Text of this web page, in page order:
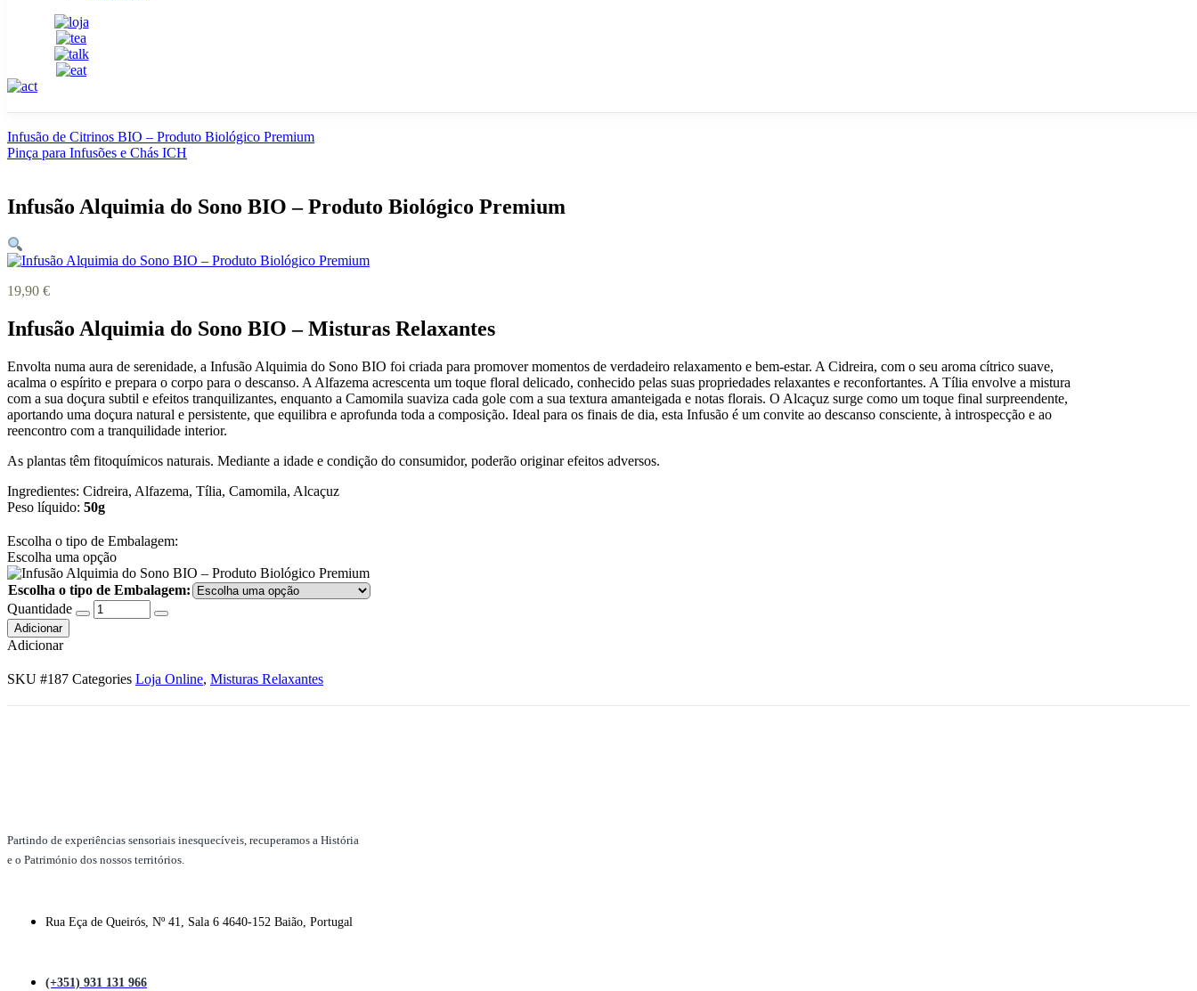
Infusão de Citrinos BIO – Produto Biológico Premium
Pinça para Infusões e Chás ICH
Infusão Alquimia do Sono BIO – Produto Biológico Premium
19,90 €
Infusão Alquimia do Sono BIO – Misturas Relaxantes
Envolta numa aura de serenidade, a Infusão Alquimia do Sono BIO foi criada para promover momentos de verdadeiro relaxamento e bem-estar. A Cidreira, com o seu aroma cítrico suave,
acalma o espírito e prepara o corpo para o descanso. A Alfazema acrescenta um toque floral delicado, conhecido pelas suas propriedades relaxantes e reconfortantes. A Tília envolve a mistura
com a sua doçura subtil e efeitos tranquilizantes, enquanto a Camomila suaviza cada gole com a sua textura amanteigada e notas florais. O Alcaçuz surge como um toque final surpreendente,
aportando uma doçura natural e persistente, que equilibra e aprofunda toda a composição. Ideal para os finais de dia, esta Infusão é um convite ao descanso consciente, à introspecção e ao
reencontro com a tranquilidade interior.
As plantas têm fitoquímicos naturais. Mediante a idade e condição do consumidor, poderão originar efeitos adversos.
Ingredientes: Cidreira, Alfazema, Tília, Camomila, Alcaçuz
Peso líquido: 50g
Escolha o tipo de Embalagem:
Escolha uma opção
Escolha o tipo de Embalagem:
Quantidade
Adicionar
Adicionar
SKU #187 Categories Loja Online, Misturas Relaxantes
Partindo de experiências sensoriais inesquecíveis, recuperamos a História
e o Património dos nossos territórios.
Rua Eça de Queirós, Nº 41, Sala 6 4640-152 Baião, Portugal
(+351) 931 131 966